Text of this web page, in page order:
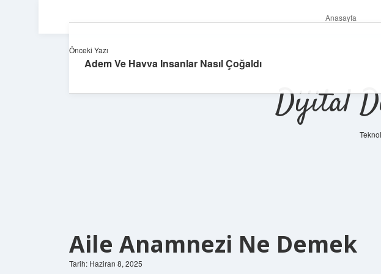
Anasayfa
Dijital
Aile Anamnezi Ne Demek
Tarih: Haziran 8, 2025
Önceki Yazı
Adem Ve Havva Insanlar Nasıl Çoğaldı